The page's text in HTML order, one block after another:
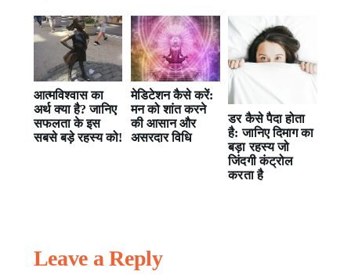
आत्मविश्वास का
अर्थ क्या है? जानिए
सफलता के इस
सबसे बड़े रहस्य को!
मेडिटेशन कैसे करें:
मन को शांत करने
की आसान और
असरदार विधि
डर कैसे पैदा होता
है: जानिए दिमाग का
बड़ा रहस्य जो
जिंदगी कंट्रोल
करता है
Leave a Reply